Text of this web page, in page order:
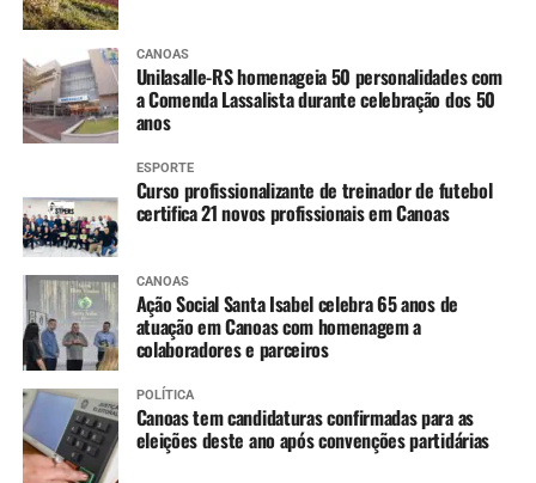
de atividades pedagógicas
no pátio.”
CANOAS
Unilasalle-RS homenageia 50 personalidades com
a Comenda Lassalista durante celebração dos 50
anos
ESPORTE
Curso profissionalizante de treinador de futebol
certifica 21 novos profissionais em Canoas
CANOAS
Ação Social Santa Isabel celebra 65 anos de
atuação em Canoas com homenagem a
colaboradores e parceiros
POLÍTICA
Canoas tem candidaturas confirmadas para as
eleições deste ano após convenções partidárias